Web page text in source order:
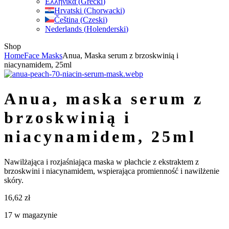
Hrvatski (Chorwacki)
Čeština (Czeski)
Nederlands (Holenderski)
Shop
HomeFace MasksAnua, Maska serum z brzoskwinią i
niacynamidem, 25ml
anua, maska serum z
brzoskwinią i
niacynamidem, 25ml
Nawilżająca i rozjaśniająca maska w płachcie z ekstraktem z
brzoskwini i niacynamidem, wspierająca promienność i nawilżenie
skóry.
16,62 zł
17 w magazynie